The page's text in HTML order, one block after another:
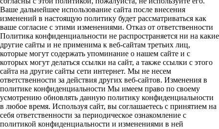
Ваше дальнейшее использование сайта после внесения
изменений в настоящую политику будет рассматриваться как
ваше согласие с этими изменениями. Отказ от ответственности
Политика конфиденциальности не распространяется ни на какие
другие сайты и не применима к веб-сайтам третьих лиц,
которые могут содержать упоминание о нашем сайте и с
которых могут делаться ссылки на сайт, а также ссылки с этого
сайта на другие сайты сети интернет. Мы не несем
ответственности за действия других веб-сайтов. Изменения в
политике конфиденциальности Мы имеем право по своему
усмотрению обновлять данную политику конфиденциальности
в любое время. Используя сайт, вы соглашаетесь с принятием на
себя ответственности за периодическое ознакомление с
политикой конфиденциальности и изменениями в ней